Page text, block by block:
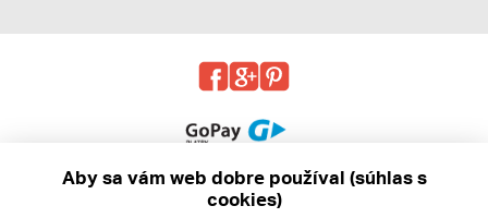
Aby sa vám web dobre používal (súhlas s
cookies)